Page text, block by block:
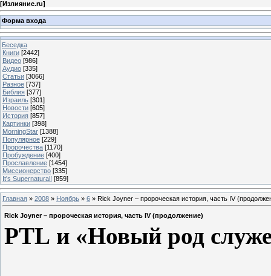
[Излияние.ru]
Форма входа
Беседка
Книги [2442]
Видео [986]
Аудио [335]
Статьи [3066]
Разное [737]
Библия [377]
Израиль [301]
Новости [605]
История [857]
Картинки [398]
MorningStar [1388]
Популярное [229]
Пророчества [1170]
Пробуждение [400]
Прославление [1454]
Миссионерство [335]
It's Supernatural! [859]
Главная » 2008 » Ноябрь » 6 » Rick Joyner – пророческая история, часть IV
Rick Joyner – пророческая история, часть IV (продолжение)
PTL и «Новый род